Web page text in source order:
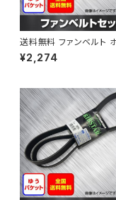
送料無料 ファンベルト
ィット 型式GE6 H19.10
09 （国内トップメーカー
¥2,274